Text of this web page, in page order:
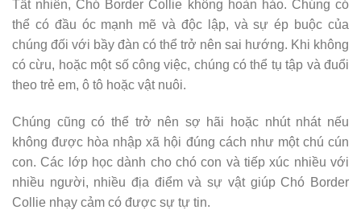
Tất nhiên, Chó Border Collie không hoàn hảo. Chúng có
thể có đầu óc mạnh mẽ và độc lập, và sự ép buộc của
chúng đối với bầy đàn có thể trở nên sai hướng. Khi không
có cừu, hoặc một số công việc, chúng có thể tụ tập và đuổi
theo trẻ em, ô tô hoặc vật nuôi.
Chúng cũng có thể trở nên sợ hãi hoặc nhút nhát nếu
không được hòa nhập xã hội đúng cách như một chú cún
con. Các lớp học dành cho chó con và tiếp xúc nhiều với
nhiều người, nhiều địa điểm và sự vật giúp Chó Border
Collie nhạy cảm có được sự tự tin.